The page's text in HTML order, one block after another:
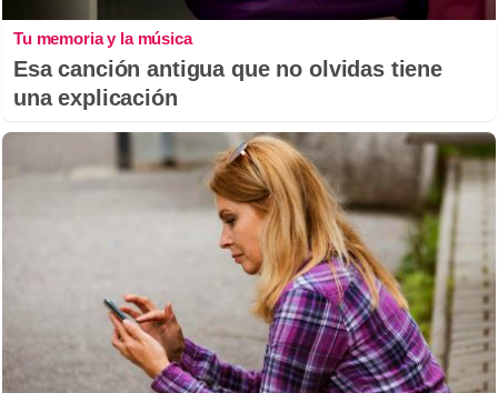
Tu memoria y la música
Esa canción antigua que no olvidas tiene
una explicación